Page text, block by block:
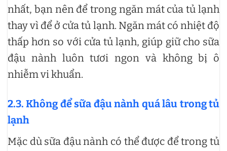
nhất, bạn nên để trong ngăn mát của tủ lạnh
thay vì để ở cửa tủ lạnh. Ngăn mát có nhiệt độ
thấp hơn so với cửa tủ lạnh, giúp giữ cho sữa
đậu nành luôn tươi ngon và không bị ô
nhiễm vi khuẩn.
2.3. Không để sữa đậu nành quá lâu trong tủ
lạnh
Mặc dù sữa đậu nành có thể được để trong tủ